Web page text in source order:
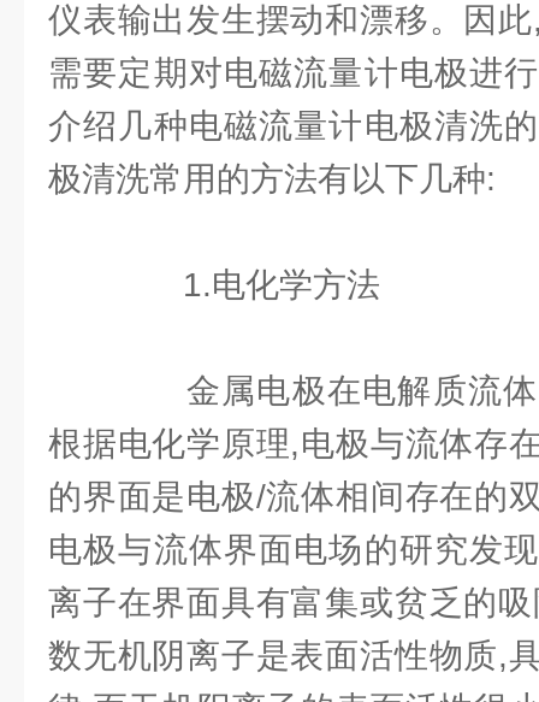
仪表输出发生摆动和漂移。因
需要定期对电磁流量计电极进
介绍几种电磁流量计电极清洗
极清洗常用的方法有以下几种:
1.电化学方法
金属电极在电解质流体
根据电化学原理,电极与流体存
的界面是电极/流体相间存在的
电极与流体界面电场的研究发
离子在界面具有富集或贫乏的
数无机阴离子是表面活性物质,